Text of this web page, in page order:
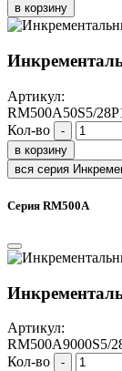
в корзину
Артикул:
RM500A50S5/
Кол-во
-
в корзину
вся серия
Серия RM500A
Артикул:
RM500A9000S5/
Кол-во
-